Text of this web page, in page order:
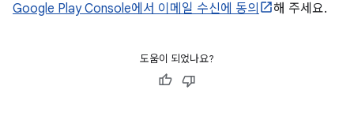
Google Play Console에서 이메일 수신에 동의
해 주세요.
도움이 되었나요?